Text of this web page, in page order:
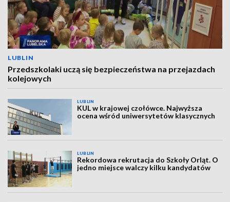
LUBLIN
Przedszkolaki uczą się bezpieczeństwa na przejazdach
kolejowych
LUBLIN
KUL w krajowej czołówce. Najwyższa
ocena wśród uniwersytetów klasycznych
LUBLIN
Rekordowa rekrutacja do Szkoły Orląt. O
jedno miejsce walczy kilku kandydatów